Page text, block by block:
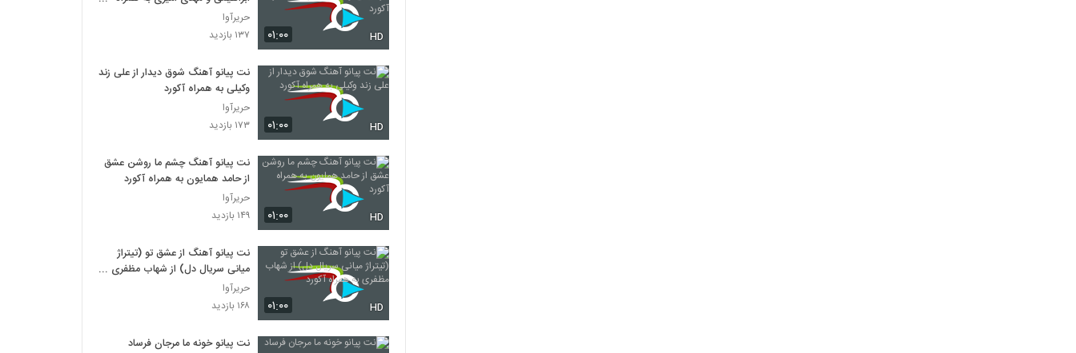
۰۱:۰۰ HD
آکورد
حریرآوا
۱۳۷ بازدید
۰۱:۰۰ HD
نت پیانو آهنگ شوق دیدار از علی زند
وکیلی به همراه آکورد
حریرآوا
۱۷۳ بازدید
۰۱:۰۰ HD
نت پیانو آهنگ چشم ما روشن عشق
از حامد همایون به همراه آکورد
حریرآوا
۱۴۹ بازدید
۰۱:۰۰ HD
نت پیانو آهنگ از عشق تو (تیتراژ
میانی سریال دل) از شهاب مظفری به
همراه آکورد
حریرآوا
۱۶۸ بازدید
نت پیانو خونه ما مرجان فرساد